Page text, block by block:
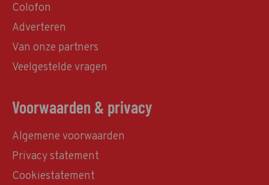
Colofon
Adverteren
Van onze partners
Veelgestelde vragen
Voorwaarden & privacy
Algemene voorwaarden
Privacy statement
Cookiestatement